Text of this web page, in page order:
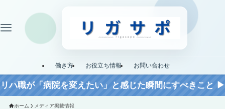
働き方 お役立ち情報 お問い合わせ
リハ職が「病院を変えたい」と感じた瞬間にすべきこと ▶︎
ホーム メディア掲載情報